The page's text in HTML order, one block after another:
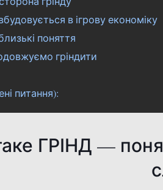
в ігрову економіку
поняття
гріндити
питання):
ГРІНД —